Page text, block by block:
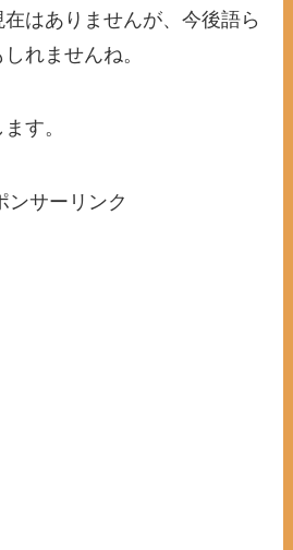
はありませんが、今後語ら
れませんね。
す。
ンサーリンク